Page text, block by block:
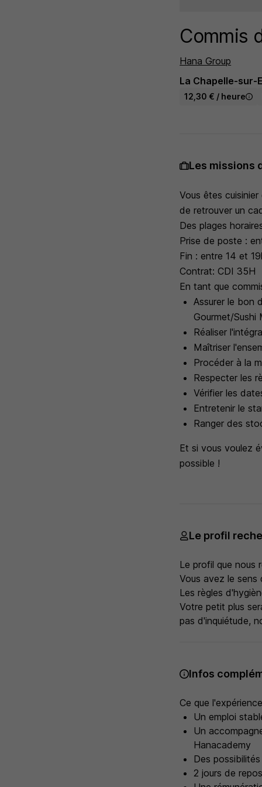
Commis
Hana Group
La Chapelle-sur-
12,30 € / heure
Les missions
Vous êtes
de retrouver un
Des plages
Prise de poste :
Fin : entre 14 et
Contrat: CDI 35H
En tant que
Assurer le bon
Gourmet/
Réaliser
Maîtriser
Procéder à la
Respecter les
Vérifier les
Entretenir le
Ranger des
Et si vous voulez
possible !
Le profil
Le profil que nous
Vous avez le sens
Les règles
Votre petit plus
pas d'inquiétude,
Infos
Ce que
Un emploi
Un
Hanacademy
Des
2 jours de